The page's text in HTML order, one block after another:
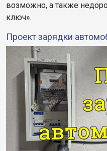
возможно, а также
ключ».
Проект зарядки